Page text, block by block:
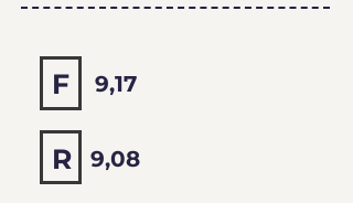
F 9,17
R 9,08